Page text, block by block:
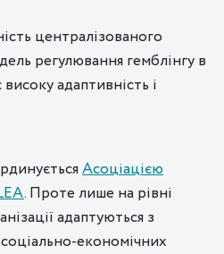
централізованого
регулювання гемблінгу в
адаптивність і
Асоціацією
. Проте лише на рівні
адаптуються з
економічних